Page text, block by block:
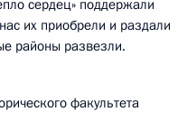
сердец» поддержали
их приобрели и раздали
районы развезли.
факультета